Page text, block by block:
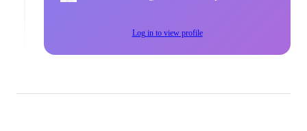
Log in to view profile